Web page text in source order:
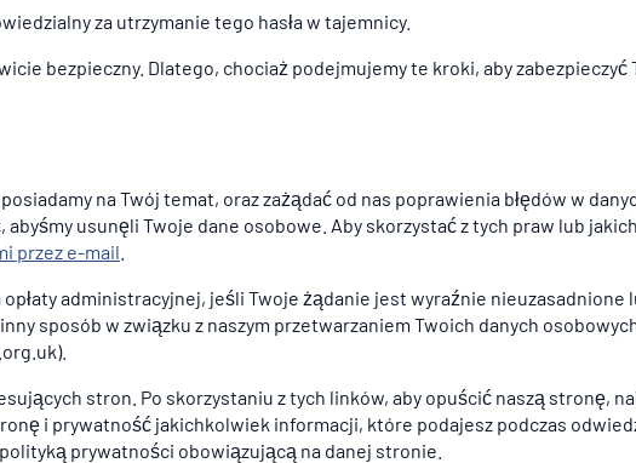
za utrzymanie tego hasła w tajemnicy.
bezpieczny. Dlatego, chociaż podejmujemy te kroki, aby
na Twój temat, oraz zażądać od nas poprawienia błędów w
usunęli Twoje dane osobowe. Aby skorzystać z tych praw lub
przez e-mail
administracyjnej, jeśli Twoje żądanie jest wyraźnie nieuzasadnione
sposób w związku z naszym przetwarzaniem Twoich danych
stron. Po skorzystaniu z tych linków, aby opuścić naszą stronę,
i prywatność jakichkolwiek informacji, które podajesz podczas
prywatności obowiązującą na danej stronie.